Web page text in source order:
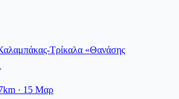
Τρίκαλα «Θανάσης
· 15 Μαρ